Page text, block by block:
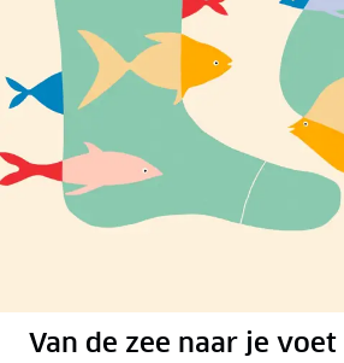
Van de zee naar je voet